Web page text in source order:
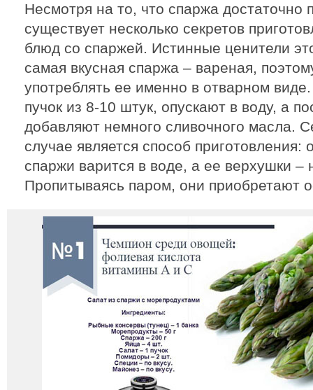
Несмотря на то, что спаржа достаточно
существует несколько секретов
блюд со спаржей. Истинные ценители
самая вкусная спаржа – вареная,
употреблять ее именно в отварном
пучок из 8-10 штук, опускают в воду, а
добавляют немного сливочного масла.
случае является способ приготовления:
спаржи варится в воде, а ее верхушки –
Пропитываясь паром, они приобретают